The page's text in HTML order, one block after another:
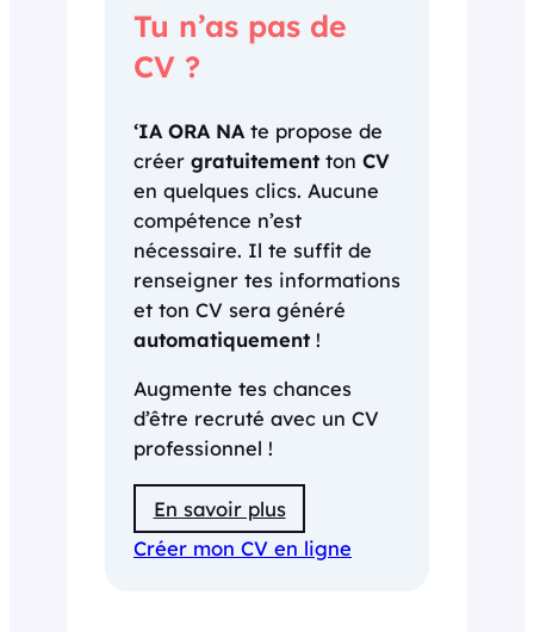
Tu n’as pas de
CV ?
‘IA ORA NA te propose de
créer gratuitementton CV
en quelques clics. Aucune
compétence n’est
nécessaire. Il te suffit de
renseigner tes informations
et ton CV sera généré
automatiquement!
Augmente tes chances
d’être recruté avec un CV
professionnel !
En savoir plus
Créer mon CV en ligne